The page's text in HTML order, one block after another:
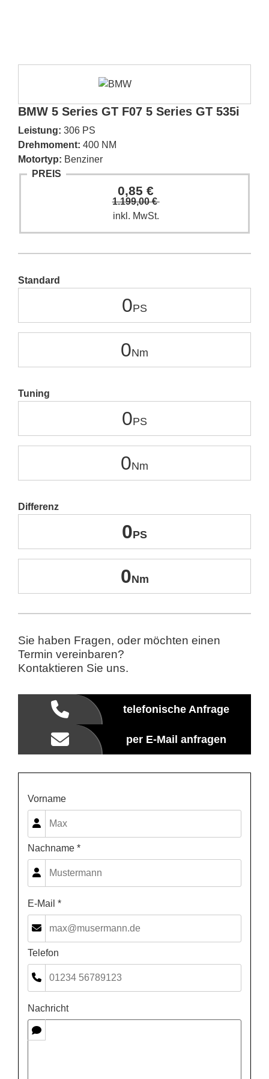
BMW 5 Series GT F07 5 Series GT 535i
Leistung: 306 PS
Drehmoment: 400 NM
Motortyp: Benziner
PREIS
0,85 €
1.199,00 €
inkl. MwSt.
Standard
0
0
Tuning
0
0
Differenz
0
0
Sie haben Fragen, oder möchten einen
Termin vereinbaren?
Kontaktieren Sie uns.
telefonische Anfrage
per E-Mail anfragen
Vorname
Nachname *
E-Mail *
Telefon
Nachricht